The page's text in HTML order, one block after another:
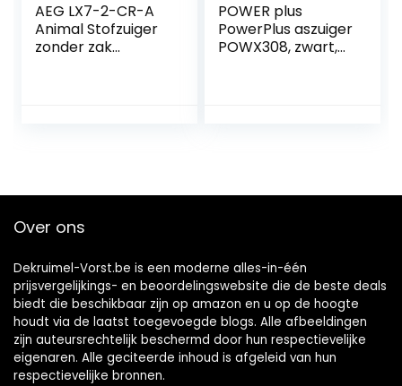
AEG LX7-2-CR-A
Animal Stofzuiger
zonder zak
wasbaar Hygiene
actieradius) rood
POWER plus
PowerPlus aszuiger
POWX308, zwart,
Over ons
Dekruimel-Vorst.be is een moderne alles-in-één
prijsvergelijkings- en beoordelingswebsite die de beste deals
biedt die beschikbaar zijn op amazon en u op de hoogte
houdt via de laatst toegevoegde blogs. Alle afbeeldingen
zijn auteursrechtelijk beschermd door hun respectievelijke
eigenaren. Alle geciteerde inhoud is afgeleid van hun
respectievelijke bronnen.